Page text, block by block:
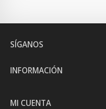
SÍGANOS
INFORMACIÓN
MI CUENTA